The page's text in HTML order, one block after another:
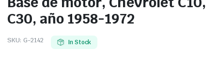
C30, año 1958-1972
SKU: G-2142 In Stock